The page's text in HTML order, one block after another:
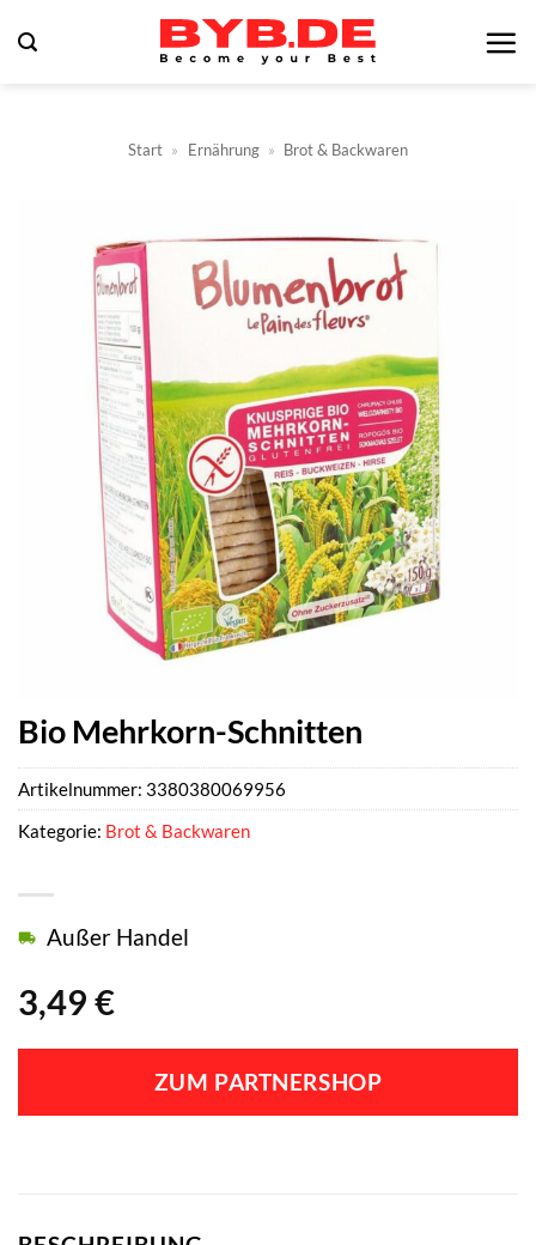
Inhalt
Start » Ernährung » Brot & Backwaren
Bio Mehrkorn-Schnitten
3,49 €
Außer Handel
ZUM PARTNERSHOP
Artikelnummer: 3380380069956
Kategorie: Brot & Backwaren